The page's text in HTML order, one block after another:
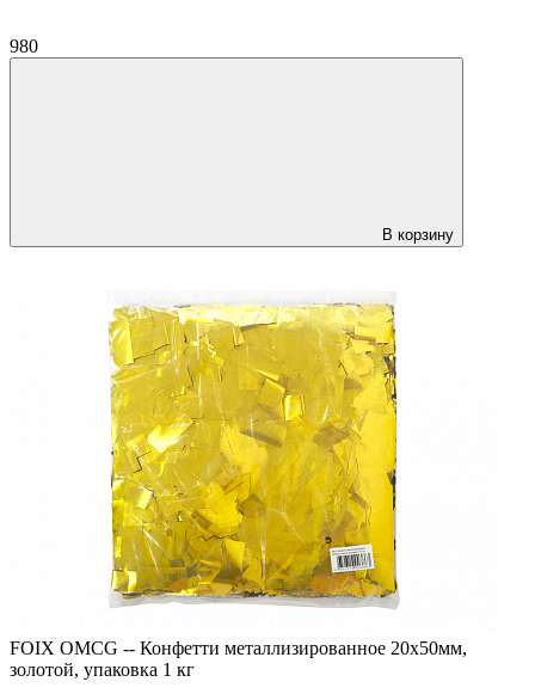
980
В корзину
FOIX OMCG -- Конфетти металлизированное 20х50мм,
золотой, упаковка 1 кг